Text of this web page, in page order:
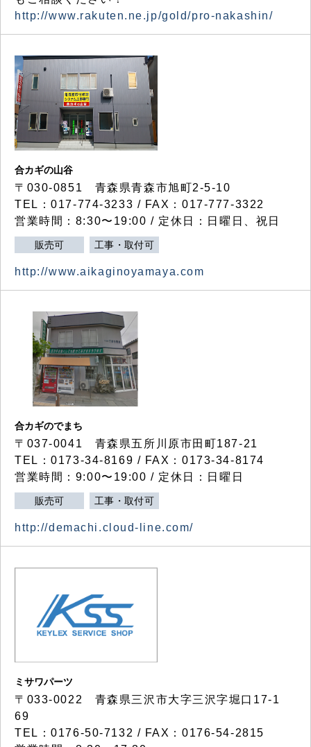
http://www.rakuten.ne.jp/gold/pro-nakashin/
合カギの山谷
〒030-0851 青森県青森市旭町2-5-10
TEL：017-774-3233 / FAX：017-777-3322
営業時間：8:30〜19:00 / 定休日：日曜日、祝日
販売可 工事・取付可
http://www.aikaginoyamaya.com
合カギのでまち
〒037-0041 青森県五所川原市田町187-21
TEL：0173-34-8169 / FAX：0173-34-8174
営業時間：9:00〜19:00 / 定休日：日曜日
販売可 工事・取付可
http://demachi.cloud-line.com/
ミサワパーツ
〒033-0022 青森県三沢市大字三沢字堀口17-1
69
TEL：0176-50-7132 / FAX：0176-54-2815